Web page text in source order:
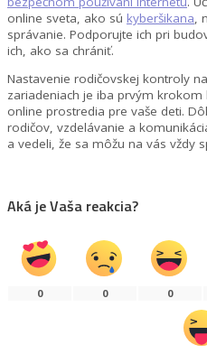
online sveta, ako sú kyberšikana,
správanie. Podporujte ich pri
ich, ako sa chrániť.
Nastavenie rodičovskej kontroly
zariadeniach je iba prvým
online prostredia pre vaše deti.
rodičov, vzdelávanie a
a vedeli, že sa môžu na vás vždy
Aká je Vaša reakcia?
0 0 0